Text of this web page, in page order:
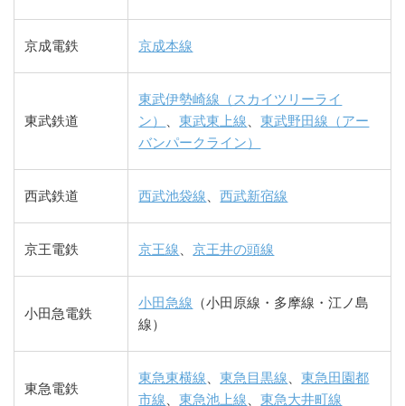
京成電鉄 京成本線
東武鉄道
東武伊勢崎線（スカイツリーライ
ン）
、東武東上線 、東武野田線（アー
バンパークライン）
西武鉄道 西武池袋線 、西武新宿線
京王電鉄 京王線 、京王井の頭線
小田急電鉄
小田急線 （小田原線・多摩線・江ノ島
線）
東急電鉄
東急東横線 、東急目黒線 、東急田園都
市線 、東急池上線 、東急大井町線